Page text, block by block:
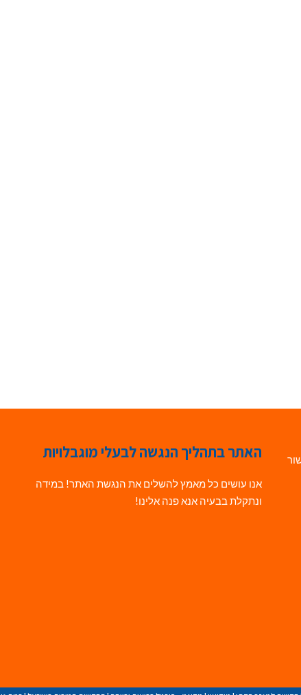
האתר בתהליך הנגשה לבעלי מוגבלויות
אנו עושים כל מאמץ להשלים את הנגשת האתר! במידה
ונתקלת בבעיה אנא פנה אלינו!